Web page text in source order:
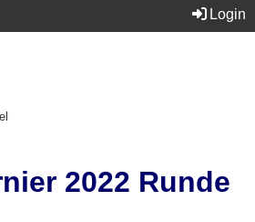
Login
2022 Runde